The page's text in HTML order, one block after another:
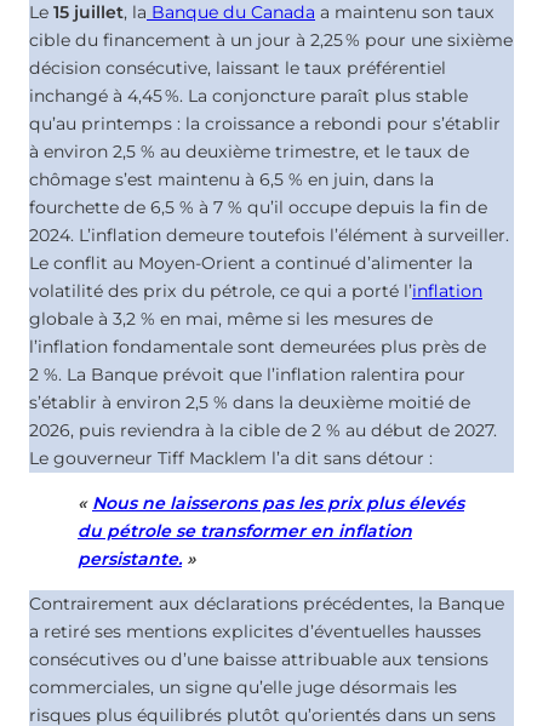
Le 15 juillet, la Banque du Canada a maintenu son taux
cible du financement à un jour à 2,25% pour une sixième
décision consécutive, laissant le taux préférentiel
inchangé à 4,45%. La conjoncture paraît plus stable
qu’au printemps : la croissance a rebondi pour s’établir
à environ 2,5 % au deuxième trimestre, et le taux de
chômage s’est maintenu à 6,5 % en juin, dans la
fourchette de 6,5 % à 7 % qu’il occupe depuis la fin de
2024. L’inflation demeure toutefois l’élément à surveiller.
Le conflit au Moyen-Orient a continué d’alimenter la
volatilité des prix du pétrole, ce qui a porté l’inflation
globale à 3,2 % en mai, même si les mesures de
l’inflation fondamentale sont demeurées plus près de
2 %. La Banque prévoit que l’inflation ralentira pour
s’établir à environ 2,5 % dans la deuxième moitié de
2026, puis reviendra à la cible de 2 % au début de 2027.
Le gouverneur Tiff Macklem l’a dit sans détour :
« Nous ne laisserons pas les prix plus élevés
du pétrole se transformer en inflation
persistante.»
Contrairement aux déclarations précédentes, la Banque
a retiré ses mentions explicites d’éventuelles hausses
consécutives ou d’une baisse attribuable aux tensions
commerciales, un signe qu’elle juge désormais les
risques plus équilibrés plutôt qu’orientés dans un sens